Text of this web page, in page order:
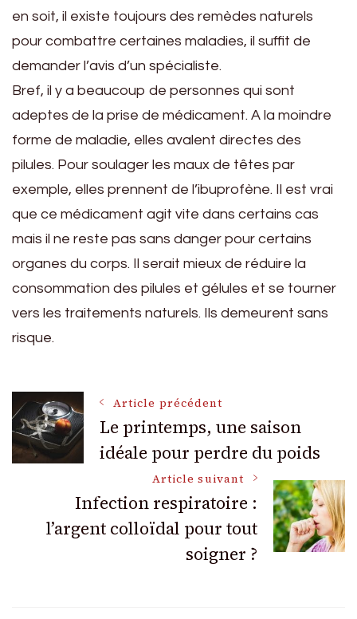
en soit, il existe toujours des remèdes naturels
pour combattre certaines maladies, il suffit de
demander l’avis d’un spécialiste.
Bref, il y a beaucoup de personnes qui sont
adeptes de la prise de médicament. A la moindre
forme de maladie, elles avalent directes des
pilules. Pour soulager les maux de têtes par
exemple, elles prennent de l’ibuprofène. Il est vrai
que ce médicament agit vite dans certains cas
mais il ne reste pas sans danger pour certains
organes du corps. Il serait mieux de réduire la
consommation des pilules et gélules et se tourner
vers les traitements naturels. Ils demeurent sans
risque.
Navigation
des
articles
Article précédent
Le printemps, une saison
idéale pour perdre du poids
Article suivant
Infection respiratoire :
l’argent colloïdal pour tout
soigner ?